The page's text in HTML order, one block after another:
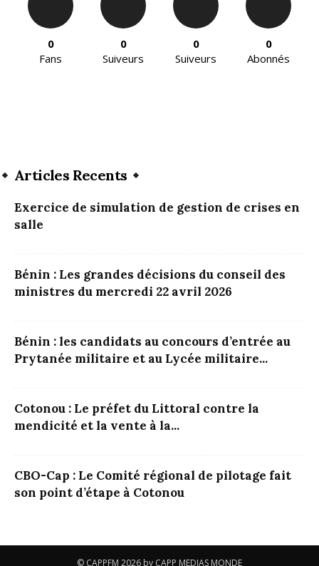
0
Fans
0
Suiveurs
0
Suiveurs
0
Abonnés
Articles Recents
Exercice de simulation de gestion de crises en
salle
Bénin : Les grandes décisions du conseil des
ministres du mercredi 22 avril 2026
Bénin : les candidats au concours d’entrée au
Prytanée militaire et au Lycée militaire...
Cotonou : Le préfet du Littoral contre la
mendicité et la vente à la...
CBO-Cap : Le Comité régional de pilotage fait
son point d’étape à Cotonou
© CAPPFM 2026 by CAPP MEDIAS MONDE